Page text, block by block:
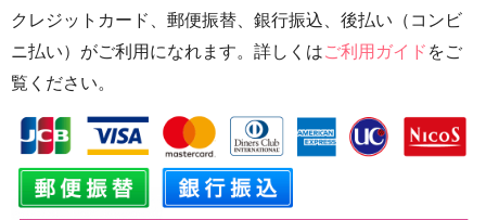
クレジットカード、郵便振替、銀行振込、後払い（コンビ
ニ払い）がご利用になれます。詳しくはご利用ガイド をご
覧ください。